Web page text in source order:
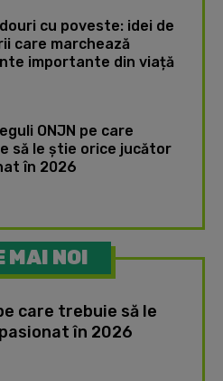
cu poveste: idei de
care marchează
importante din viață
ONJN pe care
să le știe orice jucător
în 2026
MAI NOI
care trebuie să le
în 2026